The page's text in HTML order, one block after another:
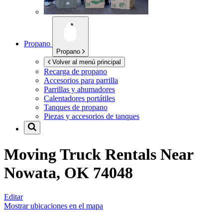
Propano
Propano
Volver al menú principal
Recarga de propano
Accesorios para parrilla
Parrillas y ahumadores
Calentadores portátiles
Tanques de propano
Piezas y accesorios de tanques
Moving Truck Rentals Near
Nowata, OK 74048
Editar
Mostrar ubicaciones en el mapa